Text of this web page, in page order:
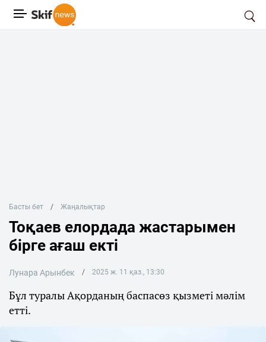
Басты бет Жаңалықтар
Тоқаев елордада жастарымен
бірге ағаш екті
Лунара Арынбек 2025 ж. 11 қаз., 13:30
Бұл туралы Ақорданың баспасөз қызметі мәлім
етті.